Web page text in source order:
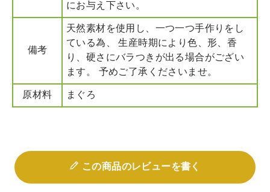
にお与え下さい。
備考
天然素材を使用し、一つ一つ手作りをし
ている為、 生産時期により色、形、香
り、硬さにバラつきが出る場合がござい
ます。 予めご了承くださいませ。
原材料 まぐろ
この商品のレビューを書く